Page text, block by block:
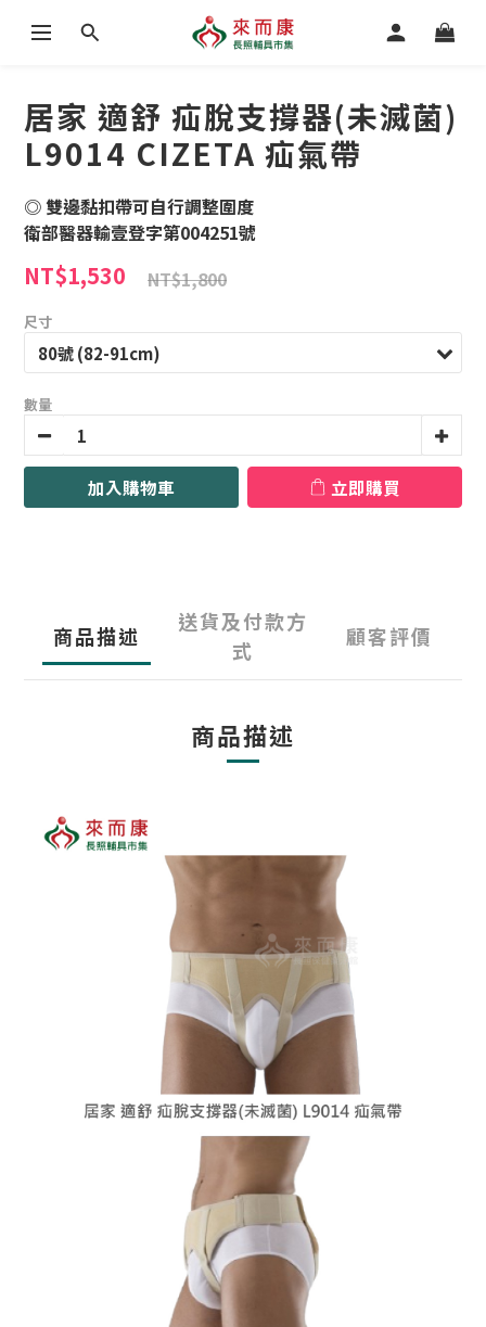
居家 適舒 疝脫支撐器(未滅菌)
L9014 CIZETA 疝氣帶
◎ 雙邊黏扣帶可自行調整圍度
衛部醫器輸壹登字第004251號
NT$1,530 NT$1,800
尺寸
數量
加入購物車 立即購買
商品描述
送貨及付款方
式
顧客評價
商品描述